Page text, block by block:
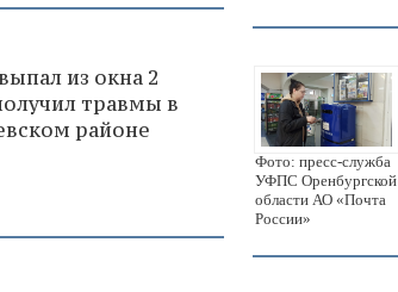
из окна 2
травмы в
районе
Фото: пресс-служба
УФПС Оренбургской
области АО «Почта
России»